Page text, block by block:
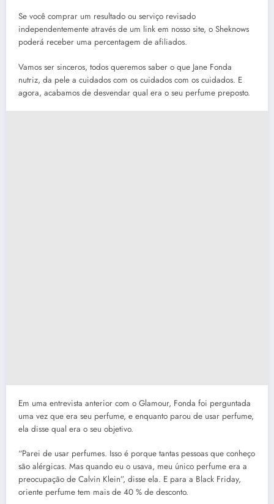
Se você comprar um resultado ou serviço revisado
independentemente através de um link em nosso site, o Sheknows
poderá receber uma percentagem de afiliados.
Vamos ser sinceros, todos queremos saber o que Jane Fonda
nutriz, da pele a cuidados com os cuidados com os cuidados. E
agora, acabamos de desvendar qual era o seu perfume preposto.
Em uma entrevista anterior com o Glamour, Fonda foi perguntada
uma vez que era seu perfume, e enquanto parou de usar perfume,
ela disse qual era o seu objetivo.
“Parei de usar perfumes. Isso é porque tantas pessoas que conheço
são alérgicas. Mas quando eu o usava, meu único perfume era a
preocupação de Calvin Klein”, disse ela. E para a Black Friday,
oriente perfume tem mais de 40 % de desconto.